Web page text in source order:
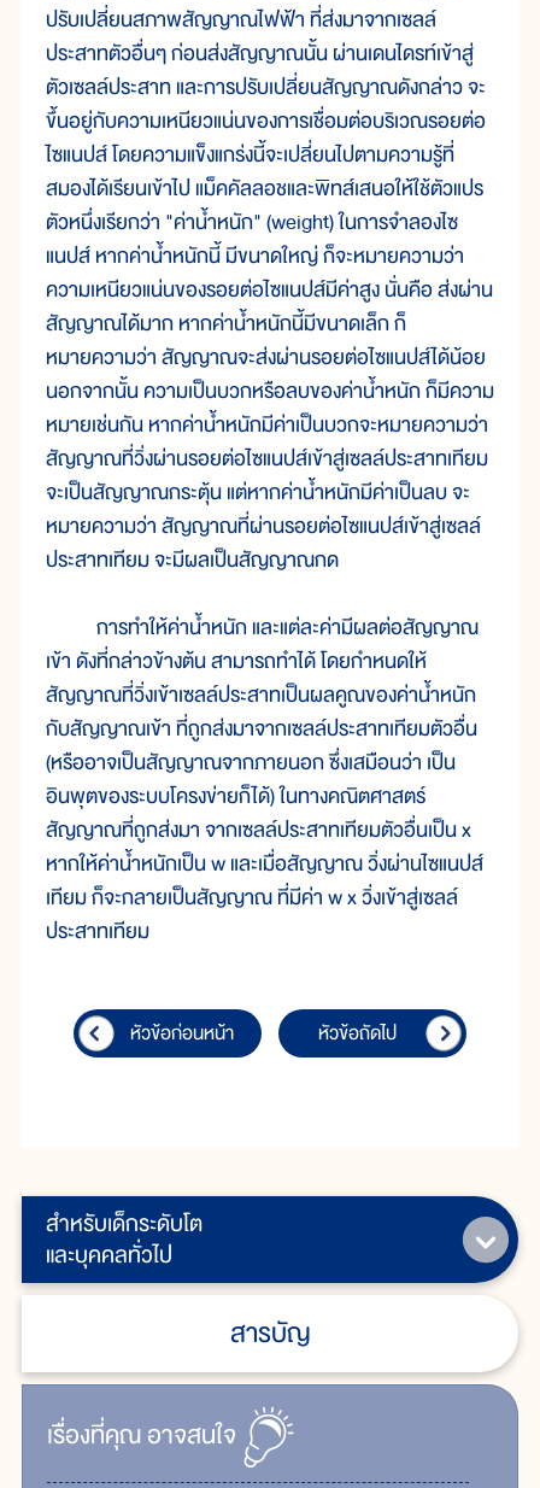
สำหรับเด็กระดับโต
และบุคคลทั่วไป
สารบัญ
เรื่ิองที่คุณอาจสนใจ
ปรับเปลี่ยนสภาพสัญญาณไฟฟ้า ที่ส่งมาจากเซลล์
ประสาทตัวอื่นๆ ก่อนส่งสัญญาณนั้น ผ่านเดนไดรท์เข้าสู่
ตัวเซลล์ประสาท และการปรับเปลี่ยนสัญญาณดังกล่าว จะ
ขึ้นอยู่กับความเหนียวแน่นของการเชื่อมต่อบริเวณรอยต่อ
ไซแนปส์ โดยความแข็งแกร่งนี้จะเปลี่ยนไปตามความรู้ที่
สมองได้เรียนเข้าไป แม็คคัลลอชและพิทส์เสนอให้ใช้ตัวแปร
ตัวหนึ่งเรียกว่า "ค่าน้ำหนัก" (weight) ในการจำลองไซ
แนปส์ หากค่าน้ำหนักนี้ มีขนาดใหญ่ ก็จะหมายความว่า
ความเหนียวแน่นของรอยต่อไซแนปส์มีค่าสูง นั่นคือ ส่งผ่าน
สัญญาณได้มาก หากค่าน้ำหนักนี้มีขนาดเล็ก ก็
หมายความว่า สัญญาณจะส่งผ่านรอยต่อไซแนปส์ได้น้อย
นอกจากนั้น ความเป็นบวกหรือลบของค่าน้ำหนัก ก็มีความ
หมายเช่นกัน หากค่าน้ำหนักมีค่าเป็นบวกจะหมายความว่า
สัญญาณที่วิ่งผ่านรอยต่อไซแนปส์เข้าสู่เซลล์ประสาทเทียม
จะเป็นสัญญาณกระตุ้น แต่หากค่าน้ำหนักมีค่าเป็นลบ จะ
หมายความว่า สัญญาณที่ผ่านรอยต่อไซแนปส์เข้าสู่เซลล์
ประสาทเทียม จะมีผลเป็นสัญญาณกด
การทำให้ค่าน้ำหนัก และแต่ละค่ามีผลต่อสัญญาณ
เข้า ดังที่กล่าวข้างต้น สามารถทำได้ โดยกำหนดให้
สัญญาณที่วิ่งเข้าเซลล์ประสาทเป็นผลคูณของค่าน้ำหนัก
กับสัญญาณเข้า ที่ถูกส่งมาจากเซลล์ประสาทเทียมตัวอื่น
(หรืออาจเป็นสัญญาณจากภายนอก ซึ่งเสมือนว่า เป็น
อินพุตของระบบโครงข่ายก็ได้) ในทางคณิตศาสตร์
สัญญาณที่ถูกส่งมา จากเซลล์ประสาทเทียมตัวอื่นเป็น x
หากให้ค่าน้ำหนักเป็น w และเมื่อสัญญาณ วิ่งผ่านไซแนปส์
เทียม ก็จะกลายเป็นสัญญาณ ที่มีค่า w x วิ่งเข้าสู่เซลล์
ประสาทเทียม
หัวข้อก่อนหน้า หัวข้อถัดไป